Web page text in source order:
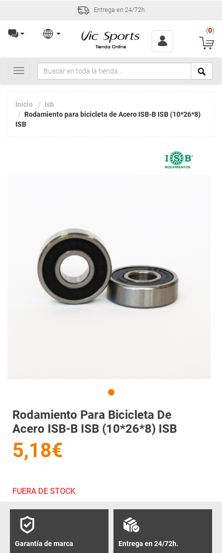
Entrega en 24/72h
(0)
Toggle
navigation
Inicio
Isb
Rodamiento para bicicleta de Acero ISB-B ISB (10*26*8)
ISB
Rodamiento Para Bicicleta De
Acero ISB-B ISB (10*26*8) ISB
5,18€
FUERA DE STOCK
Garantía de marca
Entrega en 24/72h.